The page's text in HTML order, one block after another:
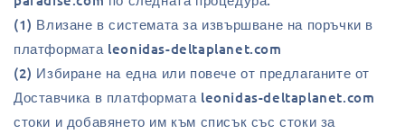
(1) Влизане в системата за извършване на поръчки в
платформата leonidas-deltaplanet.com
(2) Избиране на една или повече от предлаганите от
Доставчика в платформата leonidas-deltaplanet.com
стоки и добавянето им към списък със стоки за